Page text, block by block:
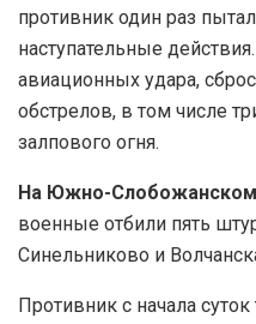
противник один раз
наступательные
авиационных удара,
обстрелов, в том числе
залпового огня.
На Южно-Слобожанском
военные отбили пять
Синельниково и
Противник с начала